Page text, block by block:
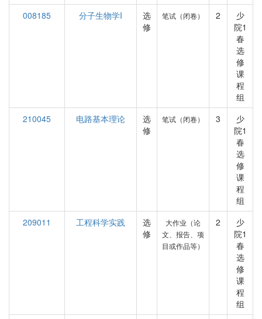
008185
分子生物学I
选
修
笔试（闭卷） 2
少
院1
春
选
修
课
程
组
210045
电路基本理论
选
修
笔试（闭卷） 3
少
院1
春
选
修
课
程
组
209011
工程科学实践
选
修
大作业（论
文、报告、项
目或作品等）
2
少
院1
春
选
修
课
程
组